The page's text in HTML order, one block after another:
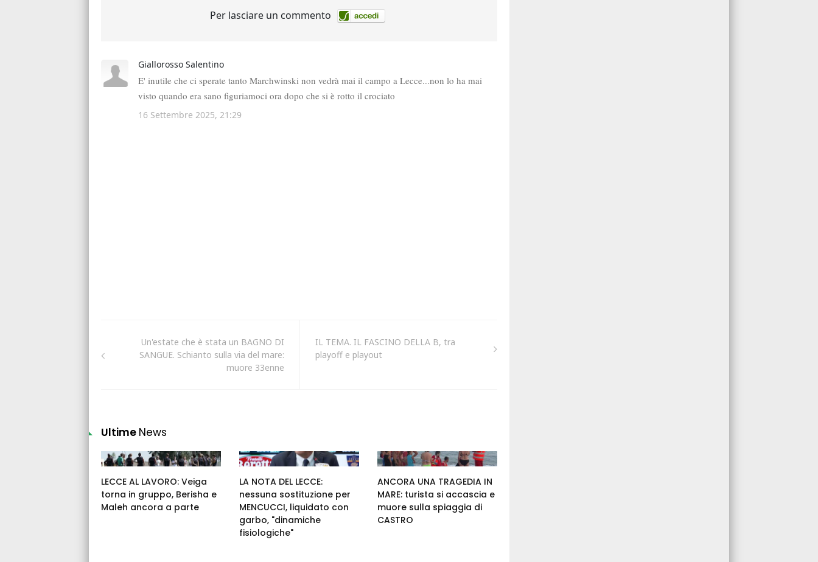
Un'estate che è stata un BAGNO DI
SANGUE. Schianto sulla via del mare:
muore 33enne
IL TEMA. IL FASCINO DELLA B, tra
playoff e playout
Ultime News
LECCE AL LAVORO: Veiga
torna in gruppo, Berisha e
Maleh ancora a parte
LA NOTA DEL LECCE:
nessuna sostituzione per
MENCUCCI, liquidato con
garbo, "dinamiche
fisiologiche"
ANCORA UNA TRAGEDIA IN
MARE: turista si accascia e
muore sulla spiaggia di
CASTRO